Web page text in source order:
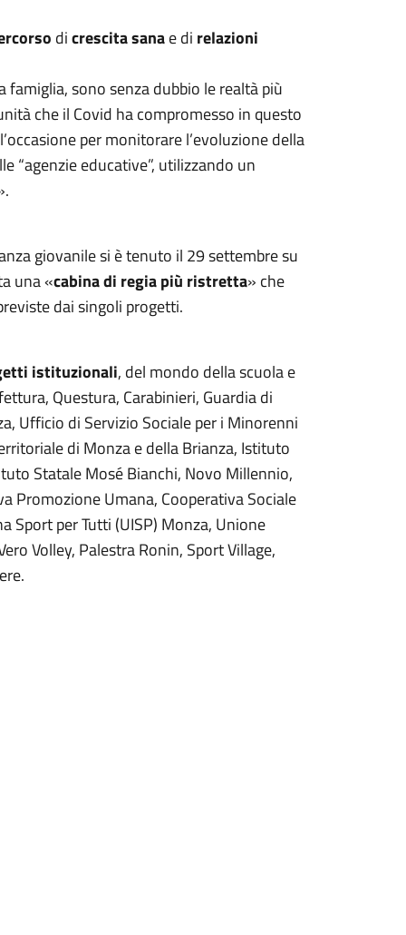
dicrescita sanae di relazioni
sono senza dubbio le realtà più
che il Covid ha compromesso in questo
per monitorare l’evoluzione della
“agenzie educative”, utilizzando un
giovanile si è tenuto il 29 settembre su
una «cabina di regia più ristretta» che
dai singoli progetti.
istituzionali, del mondo della scuola e
Questura, Carabinieri, Guardia di
Ufficio di Servizio Sociale per i Minorenni
di Monza e della Brianza, Istituto
Statale Mosé Bianchi, Novo Millennio,
Promozione Umana, Cooperativa Sociale
Sport per Tutti (UISP) Monza, Unione
Volley, Palestra Ronin, Sport Village,